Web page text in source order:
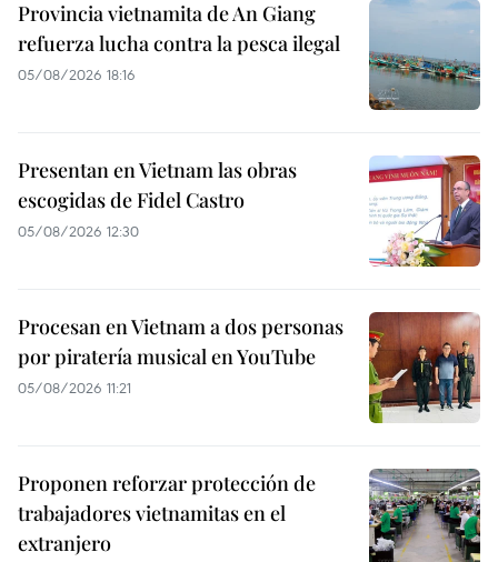
Provincia vietnamita de An Giang
refuerza lucha contra la pesca ilegal
05/08/2026 18:16
Presentan en Vietnam las obras
escogidas de Fidel Castro
05/08/2026 12:30
Procesan en Vietnam a dos personas
por piratería musical en YouTube
05/08/2026 11:21
Proponen reforzar protección de
trabajadores vietnamitas en el
extranjero